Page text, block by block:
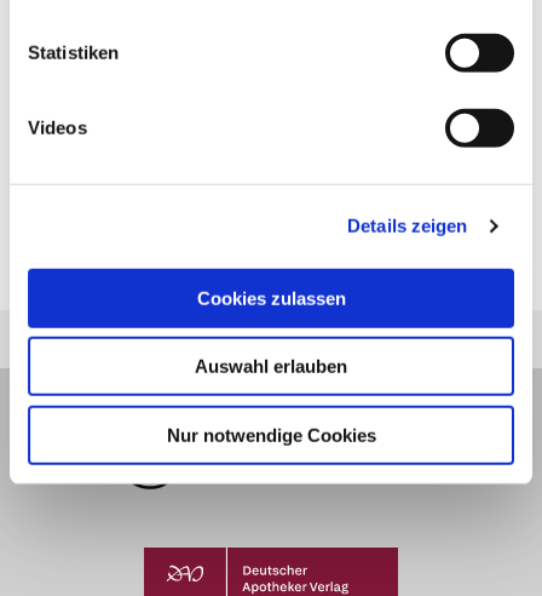
Statistiken
Videos
Details zeigen
Cookies zulassen
Auswahl erlauben
Nur notwendige Cookies
Mit der Akupunktur verwandte
Homöopathie